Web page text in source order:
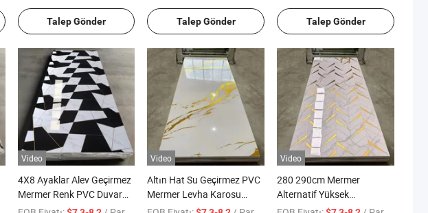
Talep Gönder Talep Gönder Talep Gönder
Video
4X8 Ayaklar Alev Geçirmez
Mermer Renk PVC Duvar
Paneli Karosu Altın Taş
Video
Altın Hat Su Geçirmez PVC
Mermer Levha Karosu
280cm Katı PVC Mermer
Video
280 290cm Mermer
Alternatif Yüksek
Parlaklıkta PVC Duvar